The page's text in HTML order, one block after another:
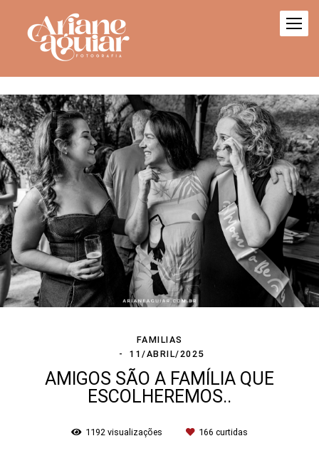
FAMILIAS
11/ABRIL/2025
AMIGOS SÃO A FAMÍLIA QUE
ESCOLHEREMOS..
1192 visualizações 166 curtidas